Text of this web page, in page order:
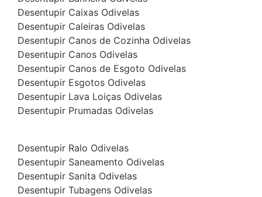
Desentupir Caixas Odivelas
Desentupir Caleiras Odivelas
Desentupir Canos de Cozinha Odivelas
Desentupir Canos Odivelas
Desentupir Canos de Esgoto Odivelas
Desentupir Esgotos Odivelas
Desentupir Lava Loiças Odivelas
Desentupir Prumadas Odivelas
Desentupir Ralo Odivelas
Desentupir Saneamento Odivelas
Desentupir Sanita Odivelas
Desentupir Tubagens Odivelas